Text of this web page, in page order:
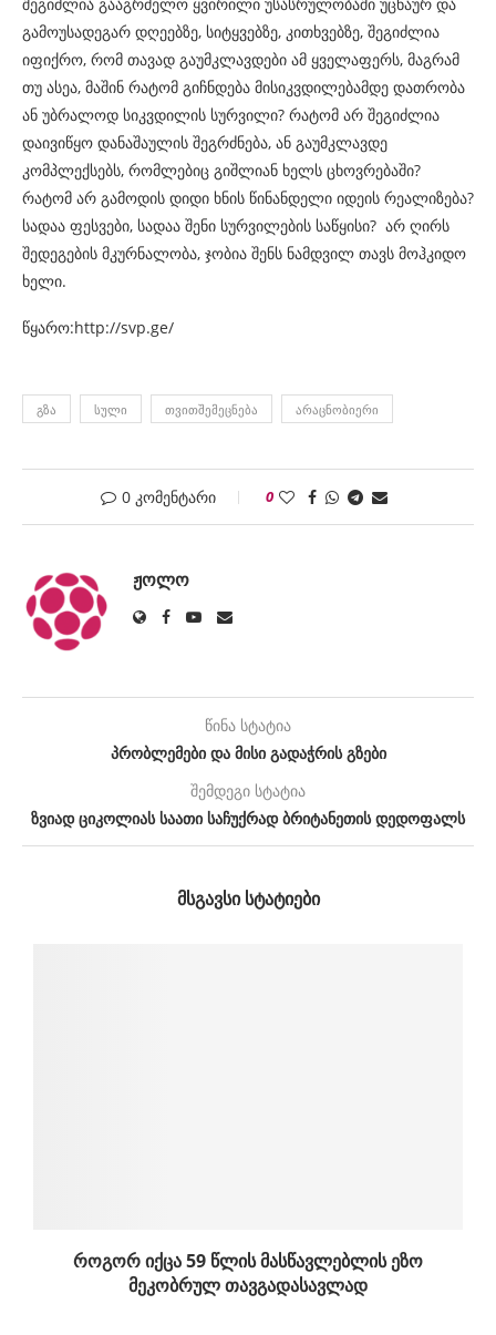
გამოუსადეგარ დღეებზე, სიტყვებზე, კითხვებზე, შეგიძლია
იფიქრო, რომ თავად გაუმკლავდები ამ ყველაფერს, მაგრამ
თუ ასეა, მაშინ რატომ გიჩნდება მისიკვდილებამდე დათრობა
ან უბრალოდ სიკვდილის სურვილი? რატომ არ შეგიძლია
დაივიწყო დანაშაულის შეგრძნება, ან გაუმკლავდე
კომპლექსებს, რომლებიც გიშლიან ხელს ცხოვრებაში?
რატომ არ გამოდის დიდი ხნის წინანდელი იდეის რეალიზება?
სადაა ფესვები, სადაა შენი სურვილების საწყისი? არ ღირს
შედეგების მკურნალობა, ჯობია შენს ნამდვილ თავს მოჰკიდო
ხელი.
წყარო:http://svp.ge/
ᲒᲖᲐ ᲡᲣᲚᲘ ᲗᲕᲘᲗᲨᲔᲛᲔᲪᲜᲔᲑᲐ ᲐᲠᲐᲪᲜᲝᲑᲘᲔᲠᲘ
0 კომენტარი 0
ᲟᲝᲚᲝ
წინა სტატია
პრობლემები და მისი გადაჭრის გზები
შემდეგი სტატია
ზვიად ციკოლიას საათი საჩუქრად ბრიტანეთის დედოფალს
ᲛᲡᲒᲐᲕᲡᲘ ᲡᲢᲐᲢᲘᲔᲑᲘ
როგორ იქცა 59 წლის მასწავლებლის ეზო
მეკობრულ თავგადასავლად